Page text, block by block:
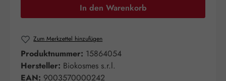
In den Warenkorb
Zum Merkzettel hinzufügen
Produktnummer: 15864054
Hersteller: Biokosmes s.r.l.
EAN: 9003570000242